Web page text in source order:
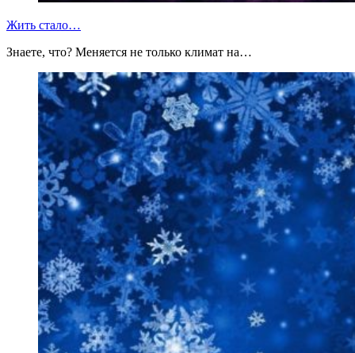
Жить стало…
Знаете, что? Меняется не только климат на…